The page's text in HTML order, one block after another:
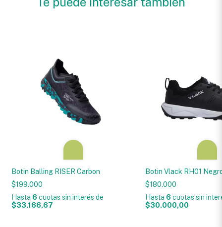
Botin Balling RISER Carbon
$199.000
Hasta 6 cuotas sin interés de
$33.166,67
Botin Vlack RH01
$180.000
Hasta 6 cuotas sin
$30.000,00